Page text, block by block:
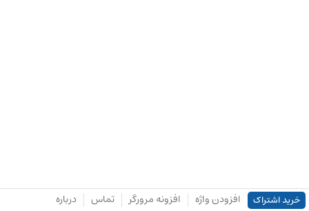
خرید اشتراک افزودن واژه افزونه مرورگر تماس درباره